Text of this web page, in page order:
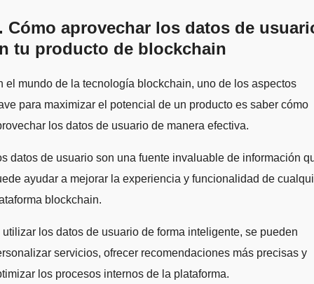
Cómo aprovechar los datos de
tu producto de blockchain
para maximizar el potencial de un producto es saber cómo
los datos de usuario de manera efectiva.
datos de usuario son una fuente invaluable de información
ayudar a mejorar la experiencia y funcionalidad de
blockchain.
utilizar los datos de usuario de forma inteligente, se pueden
servicios, ofrecer recomendaciones más precisas y
los procesos internos de la plataforma.